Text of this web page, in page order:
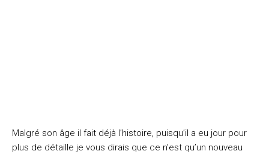
Malgré son âge il fait déjà l’histoire, puisqu’il a eu jour pour
plus de détaille je vous dirais que ce n’est qu’un nouveau